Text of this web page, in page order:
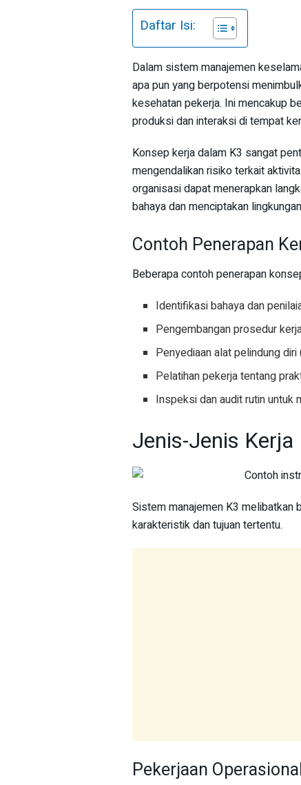
Daftar Isi:
Dalam sistem manajemen
apa pun yang berpotensi
kesehatan pekerja. Ini mencakup
produksi dan interaksi di tempat
Konsep kerja dalam K3 sangat
mengendalikan risiko terkait
organisasi dapat menerapkan
bahaya dan menciptakan
Contoh Penerapan
Beberapa contoh penerapan
Identifikasi bahaya dan
Pengembangan prosedur
Penyediaan alat pelindung
Pelatihan pekerja tentang
Inspeksi dan audit rutin untuk
Jenis-Jenis Kerja
Sistem manajemen K3 melibatkan
karakteristik dan tujuan tertentu.
Pekerjaan